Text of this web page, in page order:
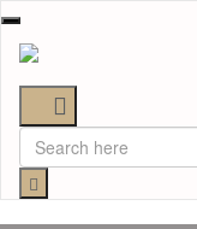
Toggle
navigation